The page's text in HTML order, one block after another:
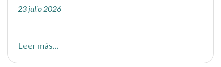
23 julio 2026
Leer más...